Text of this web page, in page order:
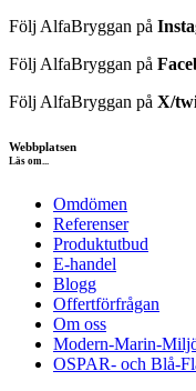
Följ AlfaBryggan på
Följ AlfaBryggan på
Följ AlfaBryggan på X/
Webbplatsen
Läs om...
Omdömen
Referenser
Produktutbud
E-handel
Blogg
Offertförfrågan
Om oss
Modern-Marin-
OSPAR- och Blå-